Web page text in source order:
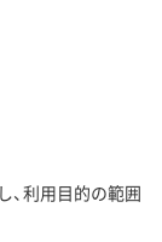
、利用目的の範囲